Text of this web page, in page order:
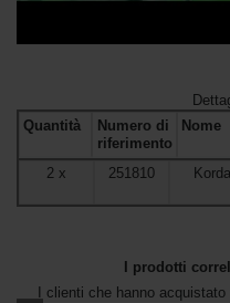
Quantità
Numero di
riferimento
Nome
2x 251810
I prodotti
I clienti che hanno